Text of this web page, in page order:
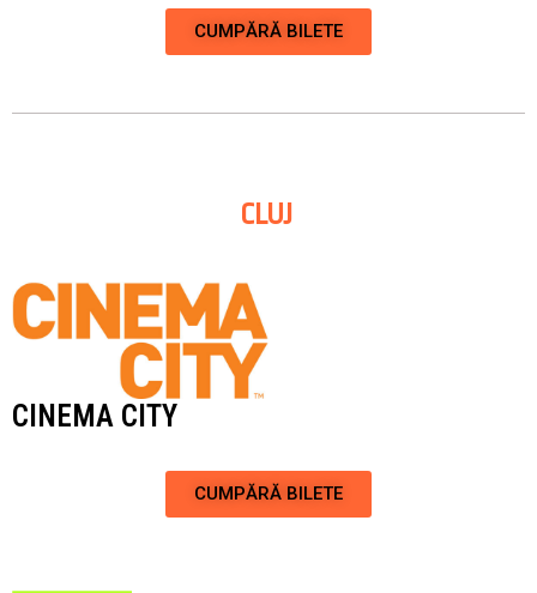
CUMPĂRĂ BILETE
CLUJ
CINEMA CITY
CUMPĂRĂ BILETE